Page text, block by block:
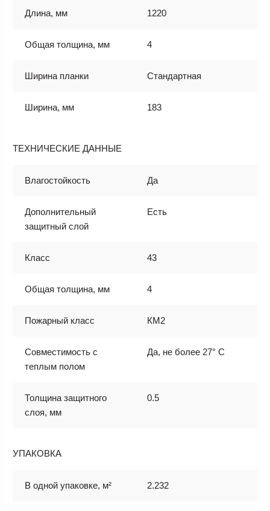
Длина, мм 1220
Общая толщина, мм 4
Ширина планки Стандартная
Ширина, мм 183
ТЕХНИЧЕСКИЕ ДАННЫЕ
Влагостойкость Да
Дополнительный
защитный слой
Есть
Класс 43
Общая толщина, мм 4
Пожарный класс КМ2
Совместимость с
теплым полом
Да, не более 27° С
Толщина защитного
слоя, мм
0.5
УПАКОВКА
В одной упаковке, м² 2.232